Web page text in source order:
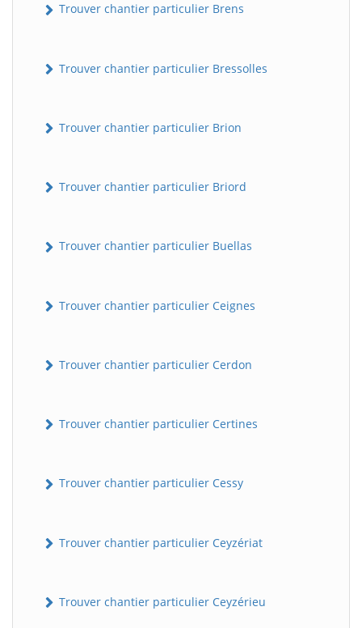
Trouver chantier particulier Brens
Trouver chantier particulier Bressolles
Trouver chantier particulier Brion
Trouver chantier particulier Briord
Trouver chantier particulier Buellas
Trouver chantier particulier Ceignes
Trouver chantier particulier Cerdon
Trouver chantier particulier Certines
Trouver chantier particulier Cessy
Trouver chantier particulier Ceyzériat
Trouver chantier particulier Ceyzérieu